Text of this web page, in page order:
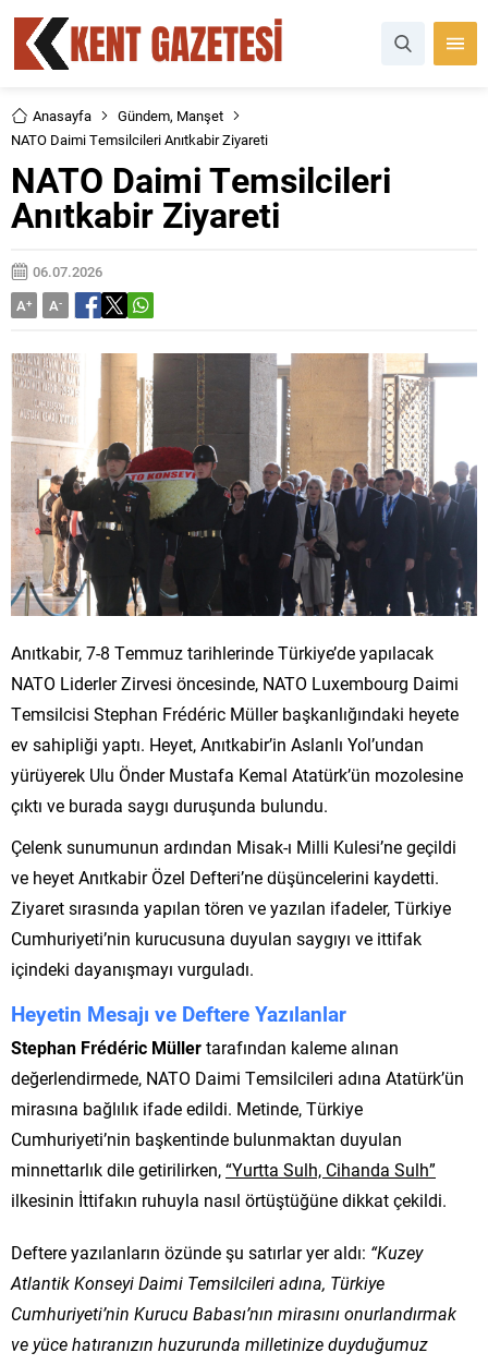
Anasayfa Gündem, Manşet
NATO Daimi Temsilcileri Anıtkabir Ziyareti
NATO Daimi Temsilcileri
Anıtkabir Ziyareti
06.07.2026
A+ A-
Anıtkabir, 7-8 Temmuz tarihlerinde Türkiye’de yapılacak
NATO Liderler Zirvesi öncesinde, NATO Luxembourg Daimi
Temsilcisi Stephan Frédéric Müller başkanlığındaki heyete
ev sahipliği yaptı. Heyet, Anıtkabir’in Aslanlı Yol’undan
yürüyerek Ulu Önder Mustafa Kemal Atatürk’ün mozolesine
çıktı ve burada saygı duruşunda bulundu.
Çelenk sunumunun ardından Misak-ı Milli Kulesi’ne geçildi
ve heyet Anıtkabir Özel Defteri’ne düşüncelerini kaydetti.
Ziyaret sırasında yapılan tören ve yazılan ifadeler, Türkiye
Cumhuriyeti’nin kurucusuna duyulan saygıyı ve ittifak
içindeki dayanışmayı vurguladı.
Heyetin Mesajı ve Deftere Yazılanlar
Stephan Frédéric Müllertarafından kaleme alınan
değerlendirmede, NATO Daimi Temsilcileri adına Atatürk’ün
mirasına bağlılık ifade edildi. Metinde, Türkiye
Cumhuriyeti’nin başkentinde bulunmaktan duyulan
minnettarlık dile getirilirken,“Yurtta Sulh, Cihanda Sulh”
ilkesinin İttifakın ruhuyla nasıl örtüştüğüne dikkat çekildi.
Deftere yazılanların özünde şu satırlar yer aldı: “Kuzey
Atlantik Konseyi Daimi Temsilcileri adına, Türkiye
Cumhuriyeti’nin Kurucu Babası’nın mirasını onurlandırmak
ve yüce hatıranızın huzurunda milletinize duyduğumuz